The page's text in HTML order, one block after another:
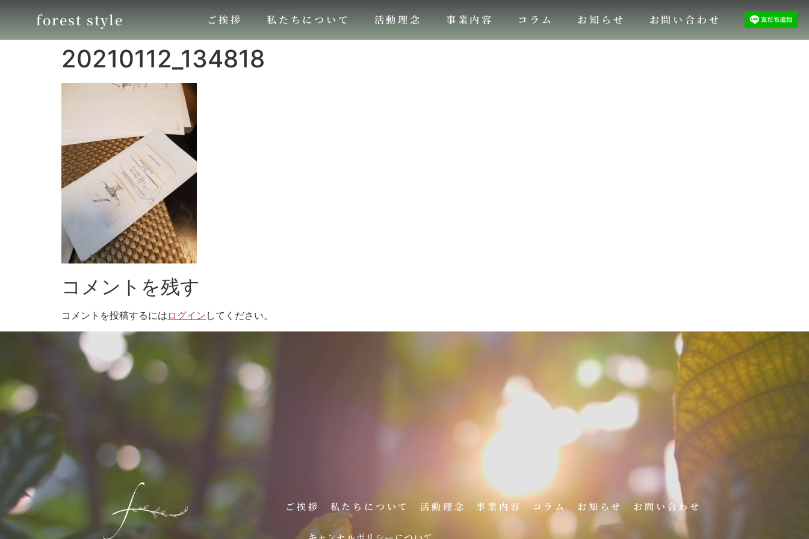
forest style ご挨拶 私たちについて 活動理念 事業内容 コラム お知らせ お問い合わせ
20210112_134818
コメントを残す
コメントを投稿するには ログイン してください。
ご挨拶 私たちについて 活動理念 事業内容 コラム お知らせ お問い合わせ